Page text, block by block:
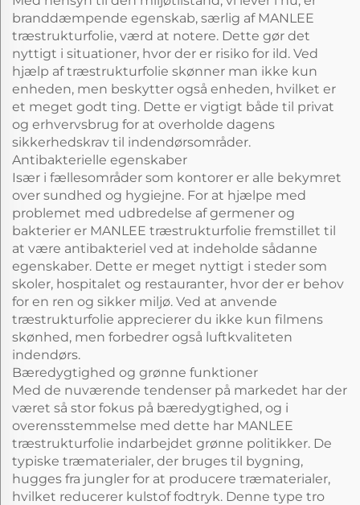
branddæmpende egenskab, særlig af MANLEE
træstrukturfolie, værd at notere. Dette gør det
nyttigt i situationer, hvor der er risiko for ild. Ved
hjælp af træstrukturfolie skønner man ikke kun
enheden, men beskytter også enheden, hvilket er
et meget godt ting. Dette er vigtigt både til privat
og erhvervsbrug for at overholde dagens
sikkerhedskrav til indendørsområder.
Antibakterielle egenskaber
Især i fællesområder som kontorer er alle bekymret
over sundhed og hygiejne. For at hjælpe med
problemet med udbredelse af germener og
bakterier er MANLEE træstrukturfolie fremstillet til
at være antibakteriel ved at indeholde sådanne
egenskaber. Dette er meget nyttigt i steder som
skoler, hospitalet og restauranter, hvor der er behov
for en ren og sikker miljø. Ved at anvende
træstrukturfolie apprecierer du ikke kun filmens
skønhed, men forbedrer også luftkvaliteten
indendørs.
Bæredygtighed og grønne funktioner
Med de nuværende tendenser på markedet har der
været så stor fokus på bæredygtighed, og i
overensstemmelse med dette har MANLEE
træstrukturfolie indarbejdet grønne politikker. De
typiske træmaterialer, der bruges til bygning,
hugges fra jungler for at producere træmaterialer,
hvilket reducerer kulstof fodtryk. Denne type tro